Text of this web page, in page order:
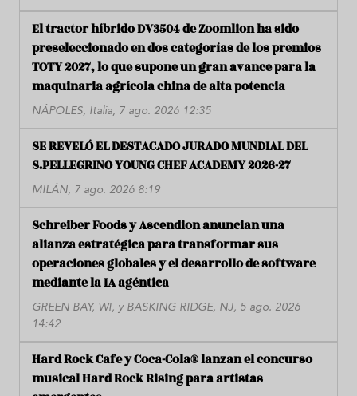
El tractor híbrido DV3504 de Zoomlion ha sido
preseleccionado en dos categorías de los premios
TOTY 2027, lo que supone un gran avance para la
maquinaria agrícola china de alta potencia
NÁPOLES, Italia, 7 ago. 2026 12:35
SE REVELÓ EL DESTACADO JURADO MUNDIAL DEL
S.PELLEGRINO YOUNG CHEF ACADEMY 2026-27
MILÁN, 7 ago. 2026 8:19
Schreiber Foods y Ascendion anuncian una
alianza estratégica para transformar sus
operaciones globales y el desarrollo de software
mediante la IA agéntica
GREEN BAY, WI, y BASKING RIDGE, NJ, 5 ago. 2026
14:42
Hard Rock Cafe y Coca-Cola® lanzan el concurso
musical Hard Rock Rising para artistas